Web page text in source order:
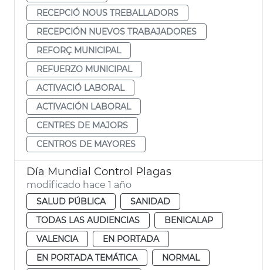
RECEPCIÓ NOUS TREBALLADORS
RECEPCIÓN NUEVOS TRABAJADORES
REFORÇ MUNICIPAL
REFUERZO MUNICIPAL
ACTIVACIÓ LABORAL
ACTIVACIÓN LABORAL
CENTRES DE MAJORS
CENTROS DE MAYORES
Día Mundial Control Plagas
modificado hace 1 año
SALUD PÚBLICA
SANIDAD
TODAS LAS AUDIENCIAS
BENICALAP
VALENCIA
EN PORTADA
EN PORTADA TEMÁTICA
NORMAL